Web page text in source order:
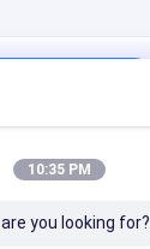
10:35 PM
you looking for?